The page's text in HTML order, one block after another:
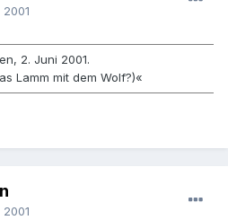
2. Juni 2001.
Lamm mit dem Wolf?)«